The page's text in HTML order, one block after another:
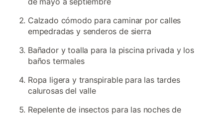
Calzado cómodo para caminar por calles
empedradas y senderos de sierra
Bañador y toalla para la piscina privada y los
baños termales
Ropa ligera y transpirable para las tardes
calurosas del valle
Repelente de insectos para las noches de